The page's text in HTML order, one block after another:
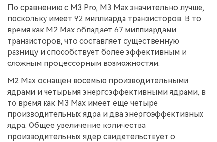
По сравнению с M3 Pro, M3 Max значительно лучше,
поскольку имеет 92 миллиарда транзисторов. В то
время как M2 Max обладает 67 миллиардами
транзисторов, что составляет существенную
разницу и способствует более эффективным и
сложным процессорным возможностям.
M2 Max оснащен восемью производительными
ядрами и четырьмя энергоэффективными ядрами, в
то время как M3 Max имеет еще четыре
производительных ядра и два энергоэффективных
ядра. Общее увеличение количества
производительных ядер свидетельствует о